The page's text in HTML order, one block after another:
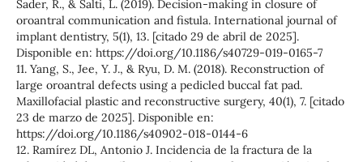
Sader, R., & Salti, L. (2019). Decision-making in closure of
oroantral communication and fistula. International journal of
implant dentistry, 5(1), 13. [citado 29 de abril de 2025].
Disponible en: https://doi.org/10.1186/s40729-019-0165-7
11. Yang, S., Jee, Y. J., & Ryu, D. M. (2018). Reconstruction of
large oroantral defects using a pedicled buccal fat pad.
Maxillofacial plastic and reconstructive surgery, 40(1), 7. [citado
23 de marzo de 2025]. Disponible en:
https://doi.org/10.1186/s40902-018-0144-6
12. Ramírez DL, Antonio J. Incidencia de la fractura de la